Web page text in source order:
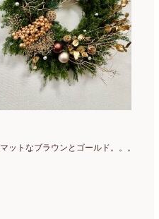
ットなブラウンとゴールド。。。